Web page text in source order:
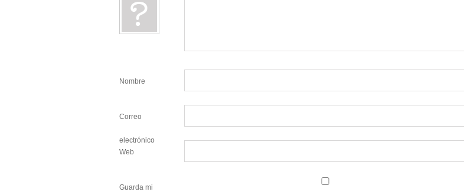
Nombre
Correo
electrónico
Web
Guarda mi